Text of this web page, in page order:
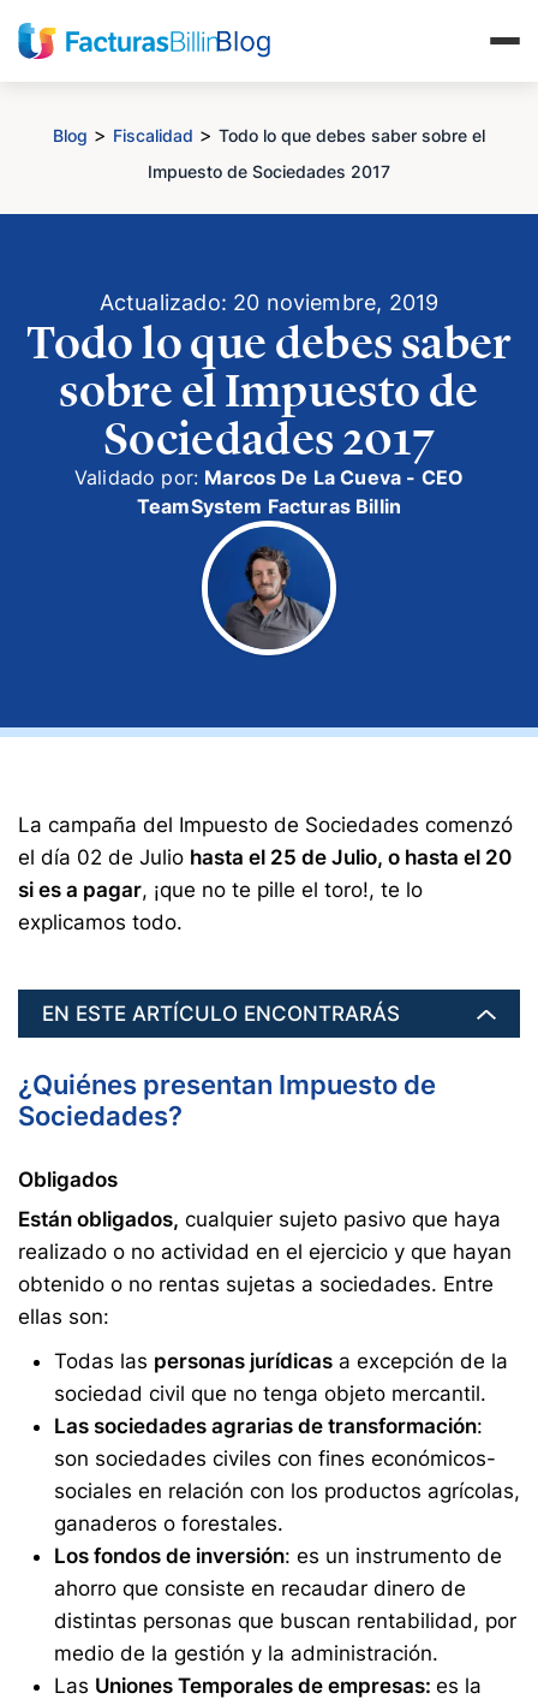
Blog > Fiscalidad > Todo lo que debes saber sobre el
Impuesto de Sociedades 2017
Actualizado: 20 noviembre, 2019
Todo lo que debes saber
sobre el Impuesto de
Sociedades 2017
Validado por: Marcos De La Cueva - CEO
TeamSystem Facturas Billin
La campaña del Impuesto de Sociedades comenzó
el día 02 de Julio hasta el 25 de Julio, o hasta el 20
si es a pagar, ¡que no te pille el toro!, te lo
explicamos todo.
EN ESTE ARTÍCULO ENCONTRARÁS
¿Quiénes presentan Impuesto de
Sociedades?
Obligados
Están obligados, cualquier sujeto pasivo que haya
realizado o no actividad en el ejercicio y que hayan
obtenido o no rentas sujetas a sociedades. Entre
ellas son:
Todas las personas jurídicas a excepción de la
sociedad civil que no tenga objeto mercantil.
Las sociedades agrarias de transformación:
son sociedades civiles con fines económicos-
sociales en relación con los productos agrícolas,
ganaderos o forestales.
Los fondos de inversión: es un instrumento de
ahorro que consiste en recaudar dinero de
distintas personas que buscan rentabilidad, por
medio de la gestión y la administración.
Las Uniones Temporales de empresas: es la